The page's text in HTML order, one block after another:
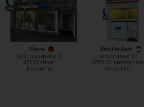
Kleve
Gasthausstraße 9
47533 Kleve
Duitsland
Amsterdam
Kinkerstraat 90
1053 EB Amsterdam
Nederland